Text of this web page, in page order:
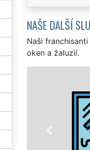
NAŠE DALŠÍ
Naši
oken a žaluzií.